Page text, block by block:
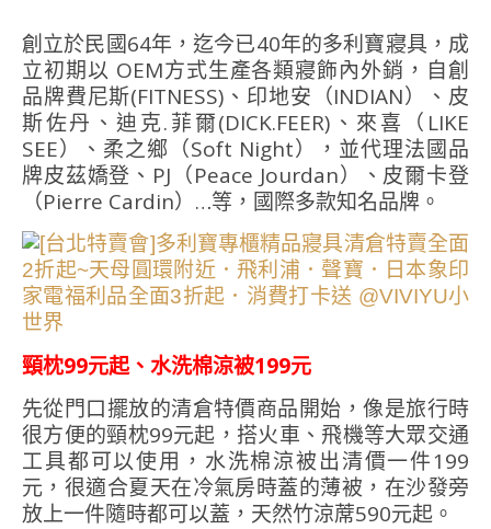
創立於民國64年，迄今已40年的多利寶寢具，成
立初期以 OEM方式生產各類寢飾內外銷，自創
品牌費尼斯(FITNESS)、印地安（INDIAN）、皮
斯佐丹、迪克.菲爾(DICK.FEER)、來喜（LIKE
SEE）、柔之鄉（Soft Night），並代理法國品
牌皮茲嬌登、PJ（Peace Jourdan）、皮爾卡登
（Pierre Cardin）…等，國際多款知名品牌。
頸枕99元起、水洗棉涼被199元
先從門口擺放的清倉特價商品開始，像是旅行時
很方便的頸枕99元起，搭火車、飛機等大眾交通
工具都可以使用，水洗棉涼被出清價一件199
元，很適合夏天在冷氣房時蓋的薄被，在沙發旁
放上一件隨時都可以蓋，天然竹涼蓆590元起。